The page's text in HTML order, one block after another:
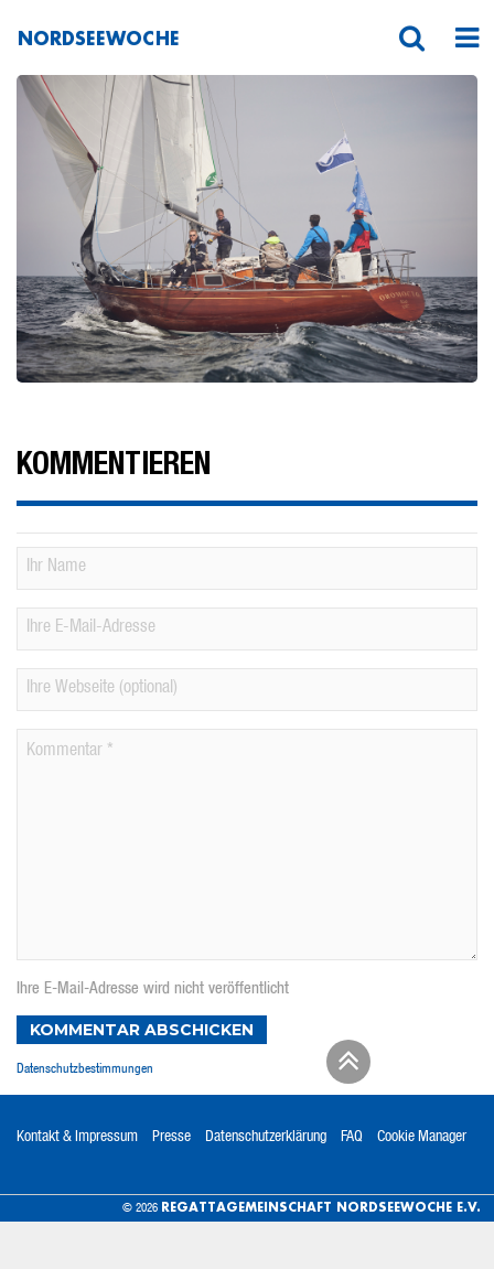
NORDSEEWOCHE
_MG_4766
KOMMENTIEREN
Ihre E-Mail-Adresse wird nicht veröffentlicht
KOMMENTAR ABSCHICKEN
Datenschutzbestimmungen
Kontakt & Impressum Presse Datenschutzerklärung FAQ Cookie Manager
© 2026 REGATTAGEMEINSCHAFT NORDSEEWOCHE E.V.